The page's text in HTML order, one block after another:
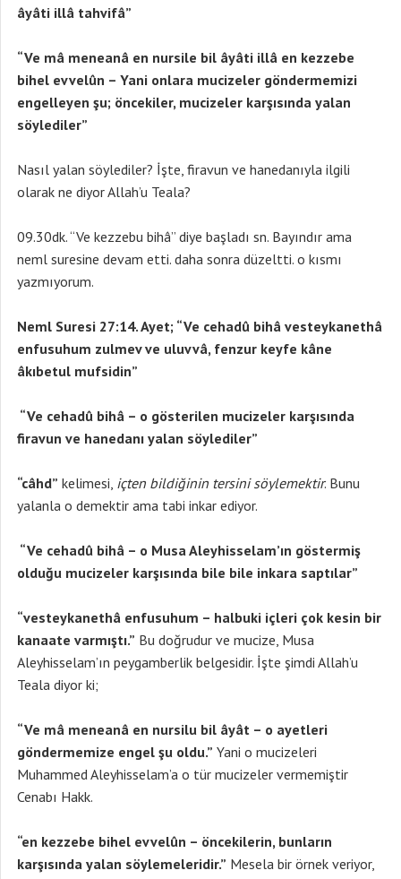
âyâti illâ tahvifâ”
“Ve mâ meneanâ en nursile bil âyâti illâ en kezzebe
bihel evvelûn – Yani onlara mucizeler göndermemizi
engelleyen şu; öncekiler, mucizeler karşısında yalan
söylediler”
Nasıl yalan söylediler? İşte, firavun ve hanedanıyla ilgili
olarak ne diyor Allah’u Teala?
09.30dk. “Ve kezzebu bihâ” diye başladı sn. Bayındır ama
neml suresine devam etti. daha sonra düzeltti. o kısmı
yazmıyorum.
Neml Suresi 27:14. Ayet; “Ve cehadû bihâ vesteykanethâ
enfusuhum zulmev ve uluvvâ, fenzur keyfe kâne
âkıbetul mufsidin”
“Ve cehadû bihâ – o gösterilen mucizeler karşısında
firavun ve hanedanı yalan söylediler”
“câhd” kelimesi, içten bildiğinin tersini söylemektir. Bunu
yalanla o demektir ama tabi inkar ediyor.
“Ve cehadû bihâ – o Musa Aleyhisselam’ın göstermiş
olduğu mucizeler karşısında bile bile inkara saptılar”
“vesteykanethâ enfusuhum – halbuki içleri çok kesin bir
kanaate varmıştı.” Bu doğrudur ve mucize, Musa
Aleyhisselam’ın peygamberlik belgesidir. İşte şimdi Allah’u
Teala diyor ki;
“Ve mâ meneanâ en nursilu bil âyât – o ayetleri
göndermemize engel şu oldu.” Yani o mucizeleri
Muhammed Aleyhisselam’a o tür mucizeler vermemiştir
Cenabı Hakk.
“en kezzebe bihel evvelûn – öncekilerin, bunların
karşısında yalan söylemeleridir.” Mesela bir örnek veriyor,